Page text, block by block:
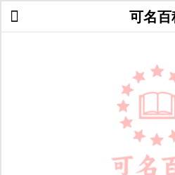
可名百